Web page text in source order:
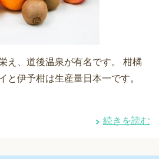
え、道後温泉が有名です。 柑橘
と伊予柑は生産量日本一です。
続きを読む